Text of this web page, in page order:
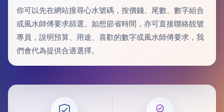
你可以先在網站搜尋心水號碼，按價錢、尾數、數字組合
或風水師傅要求篩選。如想節省時間，亦可直接聯絡靚號
專員，說明預算、用途、喜歡的數字或風水師傅要求，我
們會代為提供合適選擇。